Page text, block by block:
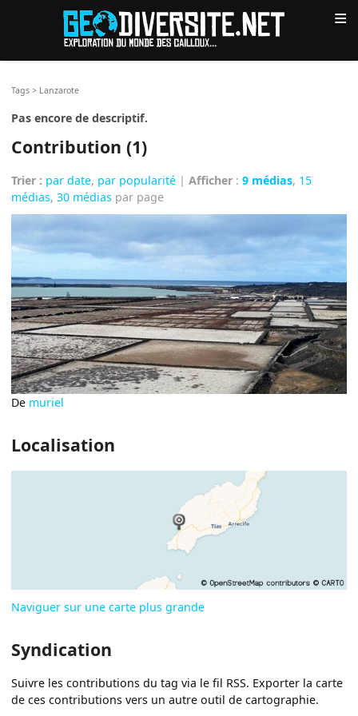
≡
Tags > Lanzarote
Pas encore de descriptif.
Contribution (1)
Trier : par date, par popularité |Afficher :9 médias, 15
médias,30 médias par page
De muriel
Localisation
Naviguer sur une carte plus grande
Syndication
Suivre les contributions du tag via le fil RSS. Exporter la carte
de ces contributions vers un autre outil de cartographie.